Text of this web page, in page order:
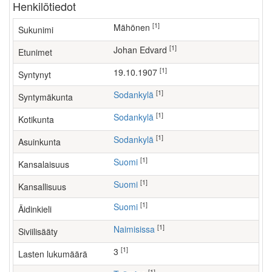
Henkilötiedot
Sukunimi Mähönen [1]
Etunimet Johan Edvard [1]
Syntynyt 19.10.1907 [1]
Syntymäkunta Sodankylä [1]
Kotikunta Sodankylä [1]
Asuinkunta Sodankylä [1]
Kansalaisuus Suomi [1]
Kansallisuus Suomi [1]
Äidinkieli Suomi [1]
Siviilisääty Naimisissa [1]
Lasten lukumäärä [1]